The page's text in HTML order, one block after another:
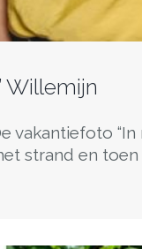
Willemijn
vakantiefoto
strand en toen